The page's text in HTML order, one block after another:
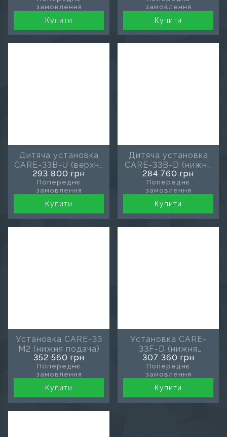
замовлення
Купити
замовлення
Купити
Дитяча установка
CARE-33B-U (верхня
подача)
293 800 грн
Попереднє
замовлення
Купити
Дитяча установка
CARE-33B-D (нижня
подача)
284 760 грн
Попереднє
замовлення
Купити
Установка CARE-33
M2 (нижня подача)
352 560 грн
Попереднє
замовлення
Купити
Установка CARE-
33F-D (нижня
подача)
307 360 грн
Попереднє
замовлення
Купити